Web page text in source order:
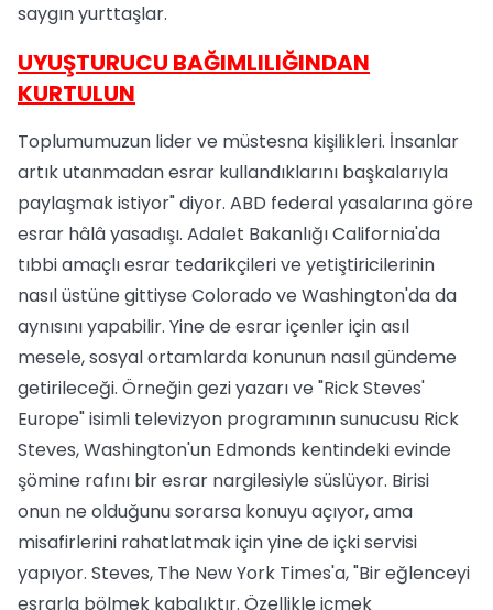
saygın yurttaşlar.
UYUŞTURUCU BAĞIMLILIĞINDAN
KURTULUN
Toplumumuzun lider ve müstesna kişilikleri. İnsanlar
artık utanmadan esrar kullandıklarını başkalarıyla
paylaşmak istiyor" diyor. ABD federal yasalarına göre
esrar hâlâ yasadışı. Adalet Bakanlığı California'da
tıbbi amaçlı esrar tedarikçileri ve yetiştiricilerinin
nasıl üstüne gittiyse Colorado ve Washington'da da
aynısını yapabilir. Yine de esrar içenler için asıl
mesele, sosyal ortamlarda konunun nasıl gündeme
getirileceği. Örneğin gezi yazarı ve "Rick Steves'
Europe" isimli televizyon programının sunucusu Rick
Steves, Washington'un Edmonds kentindeki evinde
şömine rafını bir esrar nargilesiyle süslüyor. Birisi
onun ne olduğunu sorarsa konuyu açıyor, ama
misafirlerini rahatlatmak için yine de içki servisi
yapıyor. Steves, The New York Times'a, "Bir eğlenceyi
esrarla bölmek kabalıktır. Özellikle içmek